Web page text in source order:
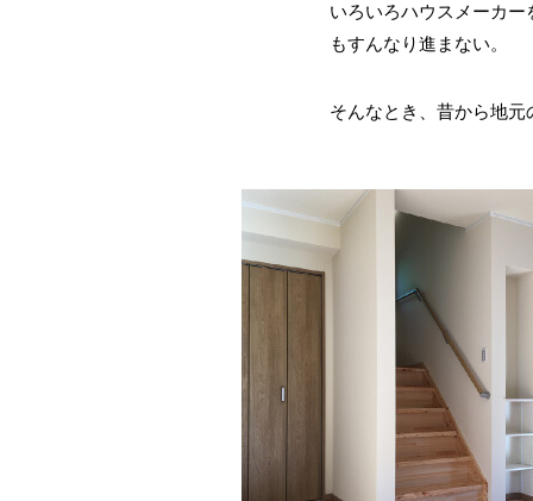
いろいろハウスメーカ
もすんなり進まない。
そんなとき、昔から地